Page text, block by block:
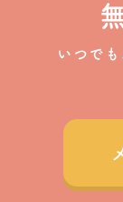
いつで